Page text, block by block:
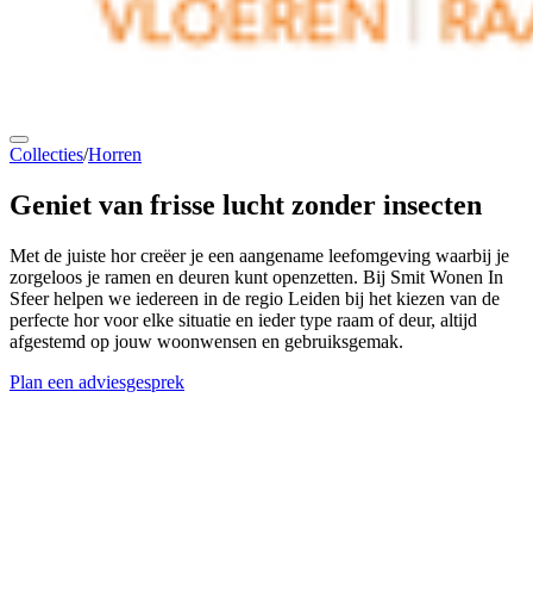
Collecties/Horren
Geniet van frisse lucht zonder insecten
Met de juiste hor creëer je een aangename leefomgeving waarbij je
zorgeloos je ramen en deuren kunt openzetten. Bij Smit Wonen In
Sfeer helpen we iedereen in de regio Leiden bij het kiezen van de
perfecte hor voor elke situatie en ieder type raam of deur, altijd
afgestemd op jouw woonwensen en gebruiksgemak.
Plan een adviesgesprek